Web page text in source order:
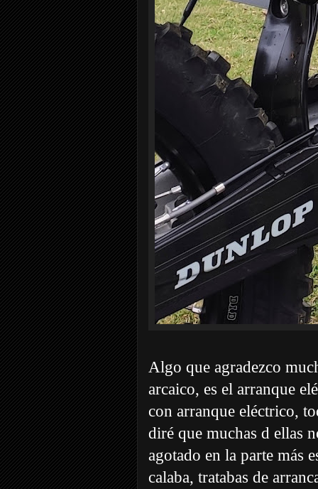
Algo que agradezco
arcaico, es el arranque
con arranque eléctrico,
diré que muchas d ellas
agotado en la parte más
calaba, tratabas de